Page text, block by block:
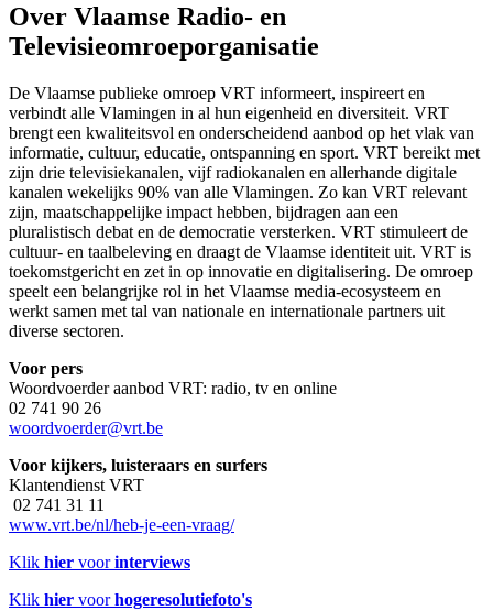
Over Vlaamse Radio- en
Televisieomroeporganisatie
De Vlaamse publieke omroep VRT informeert, inspireert en
verbindt alle Vlamingen in al hun eigenheid en diversiteit. VRT
brengt een kwaliteitsvol en onderscheidend aanbod op het vlak van
informatie, cultuur, educatie, ontspanning en sport. VRT bereikt met
zijn drie televisiekanalen, vijf radiokanalen en allerhande digitale
kanalen wekelijks 90% van alle Vlamingen. Zo kan VRT relevant
zijn, maatschappelijke impact hebben, bijdragen aan een
pluralistisch debat en de democratie versterken. VRT stimuleert de
cultuur- en taalbeleving en draagt de Vlaamse identiteit uit. VRT is
toekomstgericht en zet in op innovatie en digitalisering. De omroep
speelt een belangrijke rol in het Vlaamse media-ecosysteem en
werkt samen met tal van nationale en internationale partners uit
diverse sectoren.
Voor pers
Woordvoerder aanbod VRT: radio, tv en online
02 741 90 26
woordvoerder@vrt.be
Voor kijkers, luisteraars en surfers
Klantendienst VRT
02 741 31 11
www.vrt.be/nl/heb-je-een-vraag/
Klik hier voorinterviews
Klik hier voorhogeresolutiefoto's